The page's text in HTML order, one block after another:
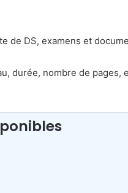
de DS, examens et
durée, nombre de pages,